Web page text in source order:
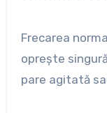
Frecarea
oprește
pare agitată